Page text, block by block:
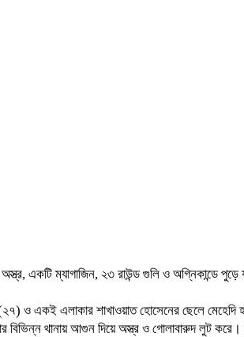
একটি ম্যাগাজিন, ২৩ রাউন্ড গুলি ও অগ্নিকান্ডে
ও একই এলাকার শাখাওয়াত হোসেনের ছেলে মেহেদি
থানায় আগুন দিয়ে অস্ত্র ও গোলাবারুদ লুট